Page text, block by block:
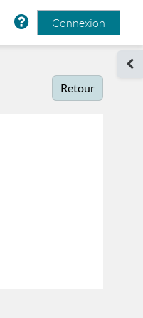
Connexion
Retour